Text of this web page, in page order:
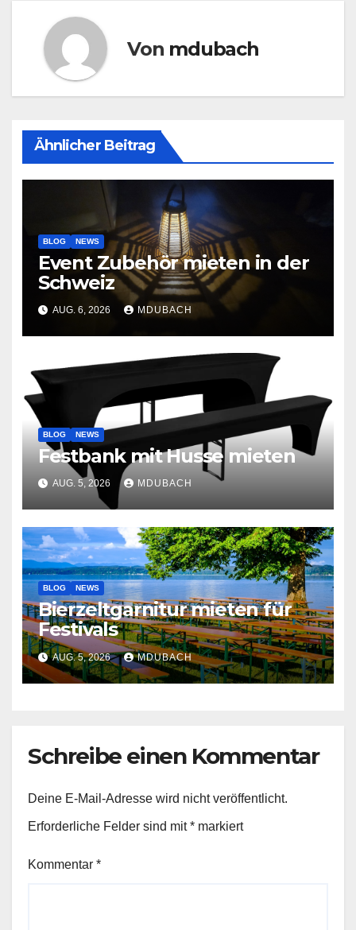
Von mdubach
Ähnlicher Beitrag
BLOG NEWS
Event Zubehör mieten in der
Schweiz
AUG. 6, 2026 MDUBACH
BLOG NEWS
Festbank mit Husse mieten
AUG. 5, 2026 MDUBACH
BLOG NEWS
Bierzeltgarnitur mieten für
Festivals
AUG. 5, 2026 MDUBACH
Schreibe einen Kommentar
Deine E-Mail-Adresse wird nicht veröffentlicht.
Erforderliche Felder sind mit* markiert
Kommentar *